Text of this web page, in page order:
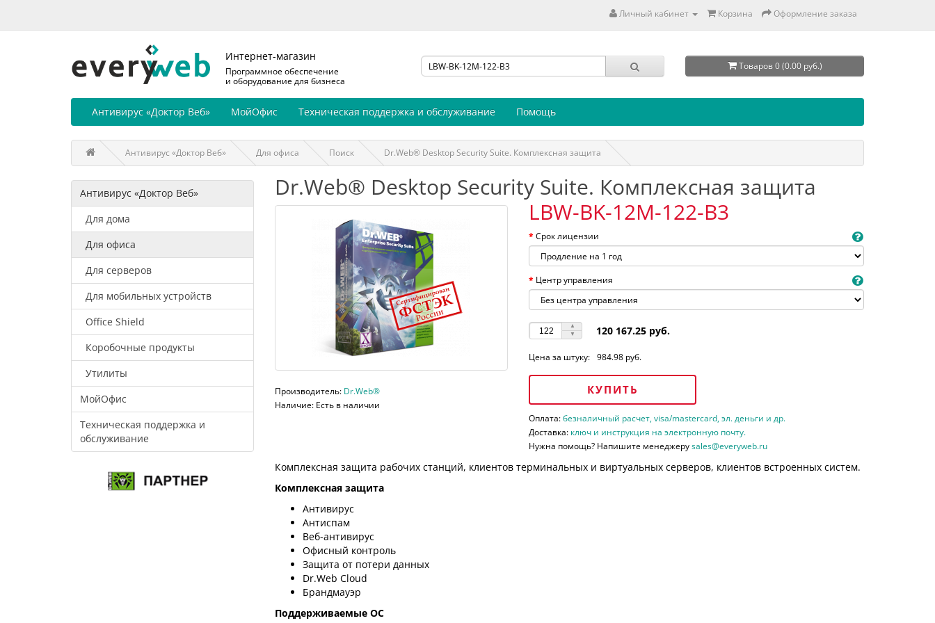
Личный кабинет Корзина Оформление заказа
Интернет-магазин
Программное обеспечение
и оборудование для бизнеса
Товаров 0 (0.00 руб.)
Антивирус «Доктор Веб» МойОфис Техническая поддержка и обслуживание Помощь
Антивирус «Доктор Веб» Для офиса Поиск Dr.Web® Desktop Security Suite. Комплексная защита
Антивирус «Доктор Веб»
Для дома
Для офиса
Для серверов
Для мобильных устройств
Office Shield
Коробочные продукты
Утилиты
МойОфис
Техническая поддержка и
обслуживание
Dr.Web® Desktop Security Suite. Комплексная защита
Производитель: Dr.Web®
Наличие: Есть в наличии
LBW-BK-12M-122-B3
Срок лицензии
Центр управления
120 167.25 руб.
Цена за штуку: 984.98 руб.
КУПИТЬ
Оплата:безналичный расчет, visa/mastercard, эл. деньги и др.
Доставка: ключ и инструкция на электронную почту.
Нужна помощь? Напишите менеджеруsales@everyweb.ru
Комплексная защита рабочих станций, клиентов терминальных и виртуальных серверов, клиентов встроенных систем.
Комплексная защита
Антивирус
Антиспам
Веб-антивирус
Офисный контроль
Защита от потери данных
Dr.Web Cloud
Брандмауэр
Поддерживаемые ОС